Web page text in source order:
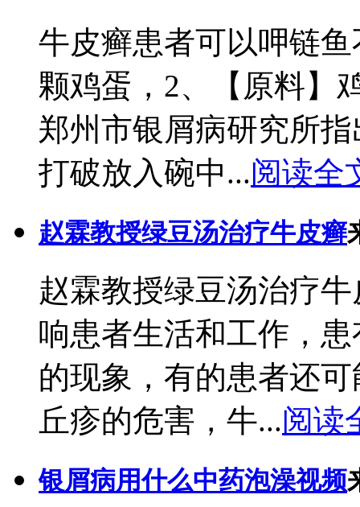
牛皮癣患者可以呷链
颗鸡蛋，2、【原料】
郑州市银屑病研究所
打破放入碗中...阅读全
赵霖教授绿豆汤治疗牛皮癣
赵霖教授绿豆汤治疗
响患者生活和工作，
的现象，有的患者还
丘疹的危害，牛...阅读
银屑病用什么中药泡澡视频